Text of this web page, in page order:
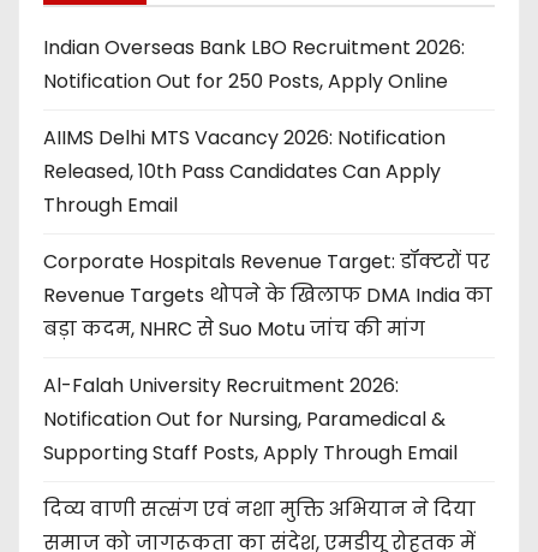
Indian Overseas Bank LBO Recruitment 2026:
Notification Out for 250 Posts, Apply Online
AIIMS Delhi MTS Vacancy 2026: Notification
Released, 10th Pass Candidates Can Apply
Through Email
Corporate Hospitals Revenue Target: डॉक्टरों पर
Revenue Targets थोपने के खिलाफ DMA India का
बड़ा कदम, NHRC से Suo Motu जांच की मांग
Al-Falah University Recruitment 2026:
Notification Out for Nursing, Paramedical &
Supporting Staff Posts, Apply Through Email
दिव्य वाणी सत्संग एवं नशा मुक्ति अभियान ने दिया
समाज को जागरूकता का संदेश, एमडीयू रोहतक में